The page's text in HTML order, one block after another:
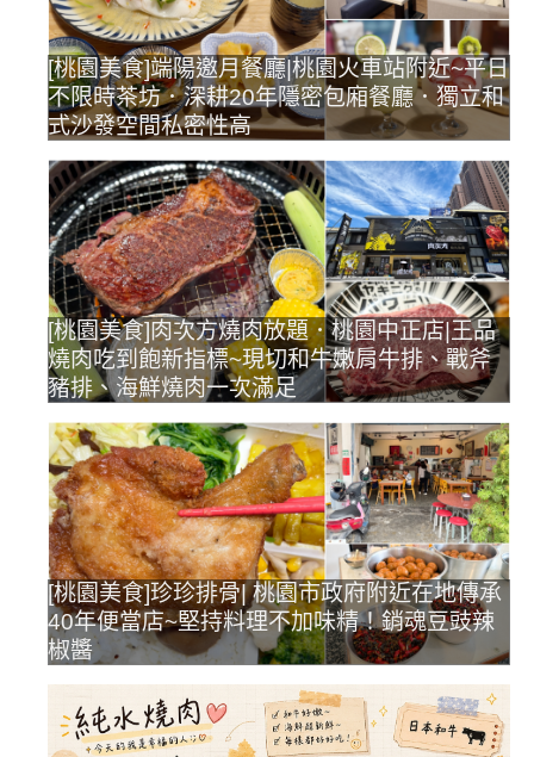
[桃園美食]端陽邀月餐廳|桃園火車站附近~平日
不限時茶坊．深耕20年隱密包廂餐廳．獨立和
式沙發空間私密性高
[桃園美食]肉次方燒肉放題．桃園中正店|王品
燒肉吃到飽新指標~現切和牛嫩肩牛排、戰斧
豬排、海鮮燒肉一次滿足
[桃園美食]珍珍排骨| 桃園市政府附近在地傳承
40年便當店~堅持料理不加味精！銷魂豆豉辣
椒醬